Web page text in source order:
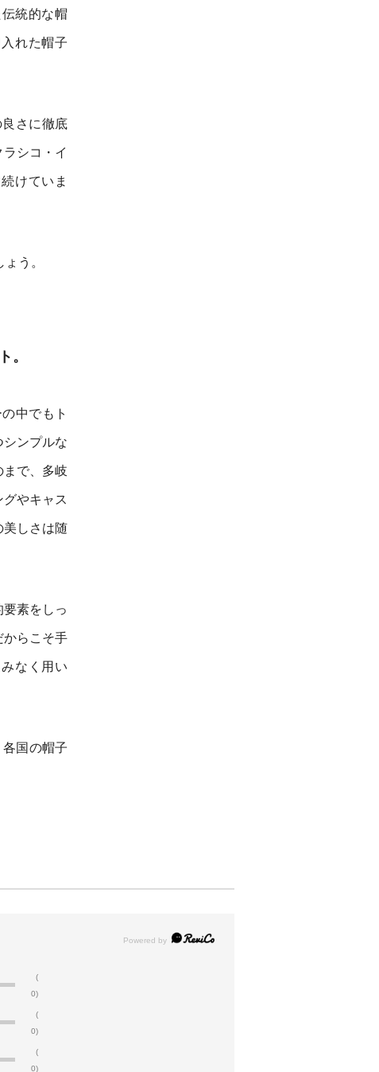
統的な帽
れた帽子
さに徹底
シコ・イ
けていま
う。
。
中でもト
ンプルな
で、多岐
やキャス
美しさは随
素をしっ
からこそ手
なく用い
国の帽子
(
0)
(
0)
(
0)